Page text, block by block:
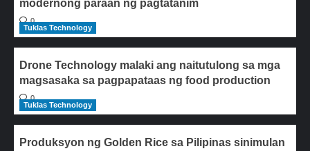
modernong paraan ng pagtatanim
0
Tuklas Technology
Drone Technology malaki ang naitutulong sa mga
magsasaka sa pagpapataas ng food production
0
Tuklas Technology
Produksyon ng Golden Rice sa Pilipinas sinimulan